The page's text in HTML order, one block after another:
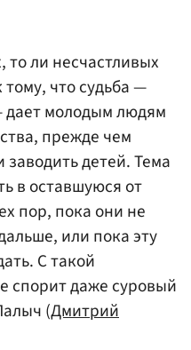
то ли несчастливых
что судьба —
молодым людям
прежде чем
детей. Тема
в оставшуюся от
пор, пока они не
или пока эту
С такой
спорит даже суровый
(Дмитрий